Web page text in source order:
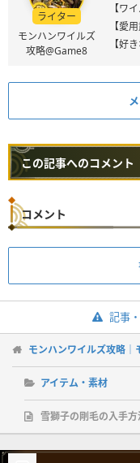
ライター
モンハンワイルズ
攻略@Game8
【ワ
【愛
【好
この記事へのコメント
コメント
記事
モンハンワイルズ攻略
アイテム・素材
雪獅子の剛毛の入手方